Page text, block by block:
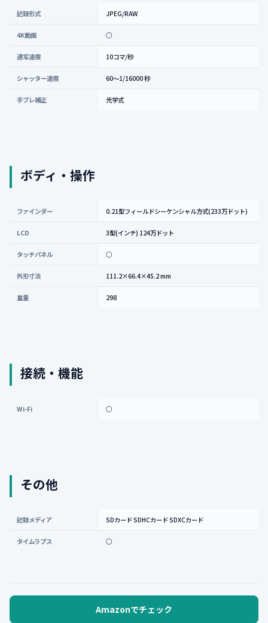
記録形式 JPEG/RAW
4K動画 ○
連写速度 10コマ/秒
シャッター速度 60〜1/16000 秒
手ブレ補正 光学式
ボディ・操作
ファインダー 0.21型フィールドシーケンシャル方式(233万ドット)
LCD 3型(インチ) 124万ドット
タッチパネル ○
外形寸法 111.2×66.4×45.2 mm
重量 298
接続・機能
Wi-Fi ○
その他
記録メディア SDカード SDHCカード SDXCカード
タイムラプス ○
Amazonでチェック